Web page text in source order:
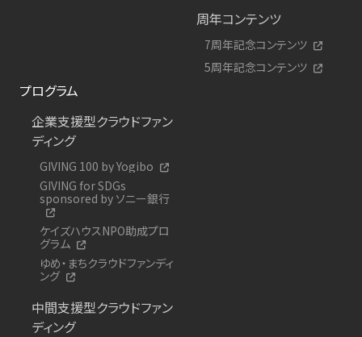
周年コンテンツ
7周年記念コンテンツ
5周年記念コンテンツ
プログラム
企業支援型クラウドファン
ディング
GIVING 100 by Yogibo
GIVING for SDGs
sponsored by ソニー銀行
ケイズハウスNPO助成プロ
グラム
ゆめ・まちクラウドファンディ
ング
中間支援型クラウドファン
ディング